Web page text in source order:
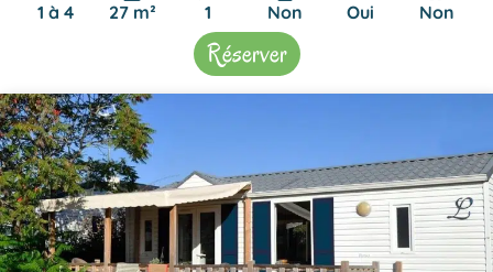
1 à 4 27 m² 1 Non Oui Non
Réserver